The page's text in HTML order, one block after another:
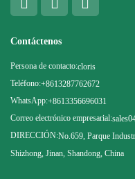
Contáctenos
Persona de contacto:cloris
Teléfono:+8613287762672
WhatsApp:+8613356696031
Correo electrónico empresarial:
DIRECCIÓN:No.659, Parque
Shizhong, Jinan, Shandong, China